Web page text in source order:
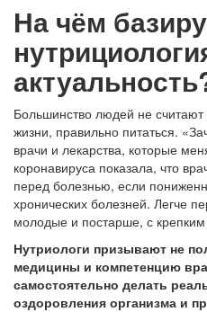
На чём
Большинство людей не
жизни, правильно питаться.
врачи и лекарства, которые
коронавируса показала, что
перед болезнью, если
хронических болезней. Легче
молодые и постарше, с
Нутриологи призывают не
медицины и компетенцию
самостоятельно делать
оздоровления организма и